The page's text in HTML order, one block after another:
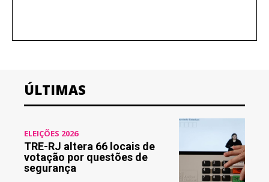
ÚLTIMAS
ELEIÇÕES 2026
TRE-RJ altera 66 locais de
votação por questões de
segurança